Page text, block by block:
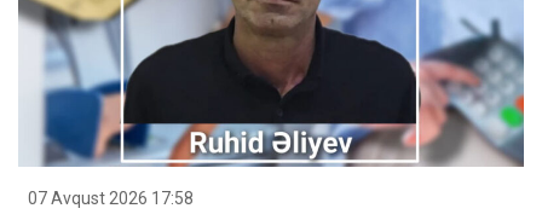
07 Avqust 2026 17:58